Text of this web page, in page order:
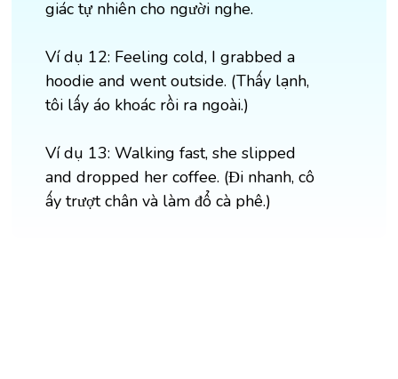
giác tự nhiên cho người nghe.
Ví dụ 12: Feeling cold, I grabbed a
hoodie and went outside. (Thấy lạnh,
tôi lấy áo khoác rồi ra ngoài.)
Ví dụ 13: Walking fast, she slipped
and dropped her coffee. (Đi nhanh, cô
ấy trượt chân và làm đổ cà phê.)